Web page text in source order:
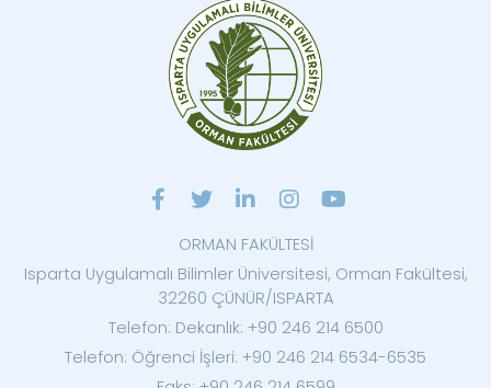
ORMAN FAKÜLTESİ
Isparta Uygulamalı Bilimler Üniversitesi, Orman Fakültesi,
32260 ÇÜNÜR/ISPARTA
Telefon: Dekanlık: +90 246 214 6500
Telefon: Öğrenci İşleri: +90 246 214 6534-6535